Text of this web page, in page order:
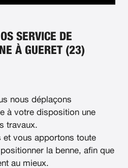
SERVICE DE
À GUERET (23)
nous déplaçons
à votre disposition une
travaux.
et vous apportons toute
la benne, afin que
au mieux.